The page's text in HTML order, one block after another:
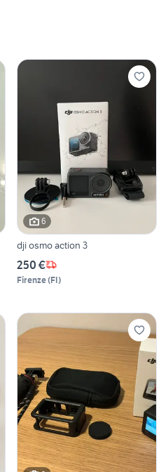
6
dji osmo action 3
250 €
Firenze(FI)